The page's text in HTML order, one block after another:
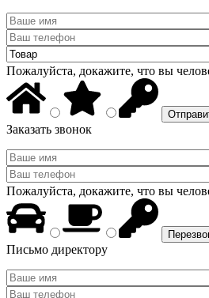
Пожалуйста, докажите, что вы
Заказать звонок
Пожалуйста, докажите, что вы
Письмо директору